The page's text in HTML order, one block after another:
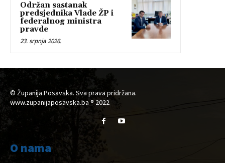
Održan sastanak
predsjednika Vlade ŽP i
federalnog ministra
pravde
23. srpnja 2026.
© Županija Posavska. Sva prava pridržana.
www.zupanijaposavska.ba ® 2022
O nama